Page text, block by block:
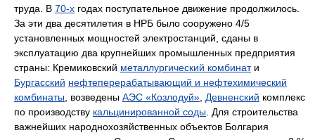
труда. В 70-х годах поступательное движение продолжилось.
За эти два десятилетия в НРБ было сооружено 4/5
установленных мощностей электростанций, сданы в
эксплуатацию два крупнейших промышленных предприятия
страны: Кремиковский металлургический комбинати
Бургасский нефтеперерабатывающий и нефтехимический
комбинаты , возведены АЭС «Козлодуй» Девненский комплекс
по производству кальцинированной соды . Для строительства
важнейших народнохозяйственных объектов Болгария